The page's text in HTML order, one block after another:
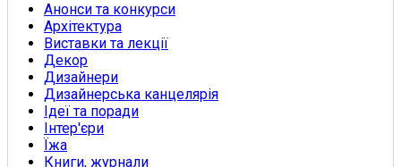
Анонси та конкурси
Архітектура
Виставки та лекції
Декор
Дизайнери
Дизайнерська канцелярія
Ідеї та поради
Інтер'єри
Їжа
Книги, журнали